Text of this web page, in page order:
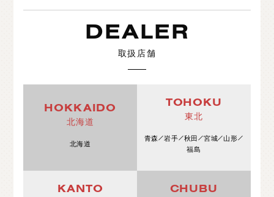
DEALER
取扱店舗
HOKKAIDO
北海道
北海道
TOHOKU
東北
青森 岩手 秋田 宮城
山形
福島
KANTO CHUBU